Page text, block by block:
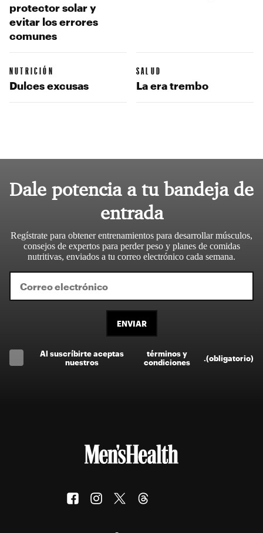
protector solar y
evitar los errores
comunes
NUTRICIÓN
Dulces excusas
SALUD
La era trembo
Dale potencia a tu bandeja de
entrada
Regístrate para obtener entrenamientos para desarrollar músculos,
consejos de expertos para perder peso y planes de comidas
nutritivas, enviados a tu correo electrónico cada semana.
ENVIAR
Al suscríbirte aceptas
nuestros
términos y
condiciones
(obligatorio)